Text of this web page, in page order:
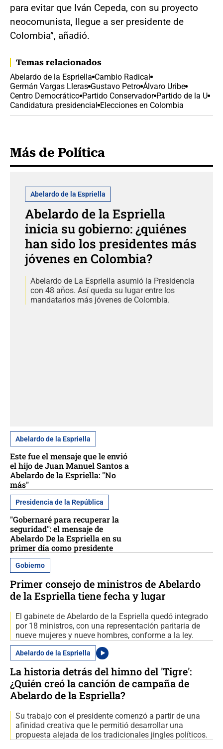
para evitar que Iván Cepeda, con su proyecto
neocomunista, llegue a ser presidente de
Colombia”, añadió.
Temas relacionados
Abelardo de la Espriella Cambio Radical
Germán Vargas Lleras Gustavo Petro Álvaro Uribe
Centro Democrático Partido Conservador Partido de la U
Candidatura presidencial Elecciones en Colombia
Más de Política
Abelardo de la Espriella
Abelardo de la Espriella
inicia su gobierno: ¿quiénes
han sido los presidentes más
jóvenes en Colombia?
Abelardo de La Espriella asumió la Presidencia
con 48 años. Así queda su lugar entre los
mandatarios más jóvenes de Colombia.
Abelardo de la Espriella
Este fue el mensaje que le envió
el hijo de Juan Manuel Santos a
Abelardo de la Espriella: "No
más"
Presidencia de la República
"Gobernaré para recuperar la
seguridad": el mensaje de
Abelardo De la Espriella en su
primer día como presidente
Gobierno
Primer consejo de ministros de Abelardo
de la Espriella tiene fecha y lugar
El gabinete de Abelardo de la Espriella quedó integrado
por 18 ministros, con una representación paritaria de
nueve mujeres y nueve hombres, conforme a la ley.
Abelardo de la Espriella
La historia detrás del himno del 'Tigre':
¿Quién creó la canción de campaña de
Abelardo de la Espriella?
Su trabajo con el presidente comenzó a partir de una
afinidad creativa que le permitió desarrollar una
propuesta alejada de los tradicionales jingles políticos.